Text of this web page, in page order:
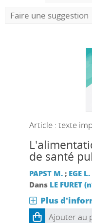
Faire une suggestion
Article : texte
de santé
PAPST M.; EGE L.
Dans LE FURET
Plus
Ajouter au